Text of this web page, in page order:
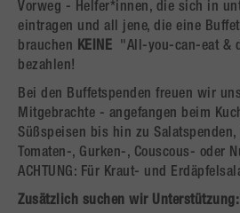
Vorweg - Helfer*innen, die sich in
eintragen und all jene, die eine
brauchen KEINE "All-you-can-eat &
bezahlen!
Bei den Buffetspenden freuen wir
Mitgebrachte - angefangen beim
Süßspeisen bis hin zu
Tomaten-, Gurken-, Couscous- oder
ACHTUNG: Für Kraut- und
Zusätzlich suchen wir Unterstützung: